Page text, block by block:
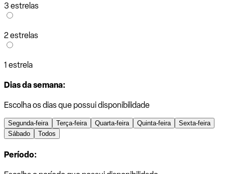
3 estrelas
2 estrelas
1 estrela
Dias da semana:
Escolha os dias que possui disponibilidade
Segunda-feira Terça-feira Quarta-feira Quinta-feira
Sexta-feira
Sábado
Todos
Período: